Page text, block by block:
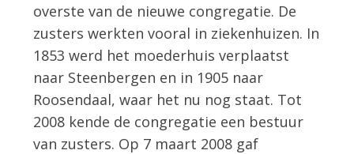
overste van de nieuwe congregatie. De
zusters werkten vooral in ziekenhuizen. In
1853 werd het moederhuis verplaatst
naar Steenbergen en in 1905 naar
Roosendaal, waar het nu nog staat. Tot
2008 kende de congregatie een bestuur
van zusters. Op 7 maart 2008 gaf